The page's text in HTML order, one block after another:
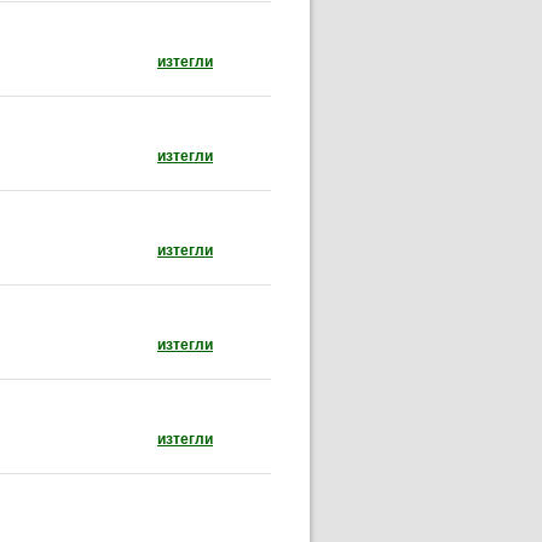
изтеглидокумент: Закон за защитените територии
изтеглидокумент: Закон за рибарството и
изтеглидокумент: Закон за опазване на околната
изтеглидокумент: Закон за лова и опазване на
изтеглидокумент: Закон за горите (отваря се в нов